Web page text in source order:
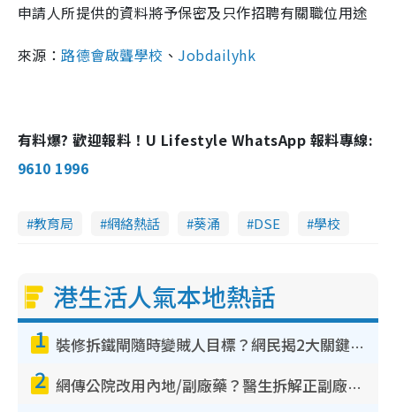
申請人所提供的資料將予保密及只作招聘有關職位用途
來源：路德會啟聾學校 、 Jobdailyhk
有料爆? 歡迎報料！U Lifestyle WhatsApp 報料專線:
9610 1996
教育局 網絡熱話 葵涌 DSE 學校
港生活人氣本地熱話
1 裝修拆鐵閘隨時變賊人目標？網民揭2大關鍵用途：裝新式等於白裝？附新舊鐵閘分別
2 網傳公院改用內地/副廠藥？醫生拆解正副廠分別 揭4類人換藥隨時出事